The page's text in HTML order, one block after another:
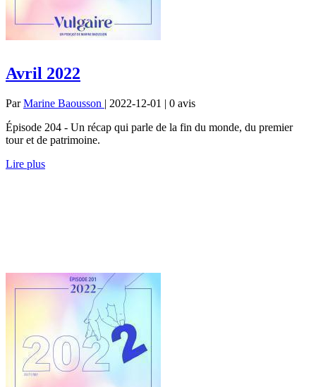
Avril 2022
ParMarine Baousson | 2022-12-01 | 0 avis
Épisode 204 - Un récap qui parle de la fin du monde, du premier
tour et de patrimoine.
Lire plus